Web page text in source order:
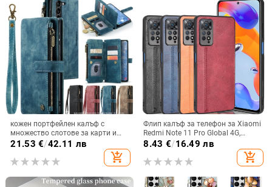
кожен портфейлен калъф с
множество слотове за карти и
цип за iPhone 11–17 Pro Max, XR,
21.53 €/42.11 лв
add_shopping_cart
Флип калъф за телефон за Xiaomi
Redmi Note 11 Pro Global 4G,
имитационна кожа, бизнес стил
8.43 €/16.49 лв
add_shopping_cart